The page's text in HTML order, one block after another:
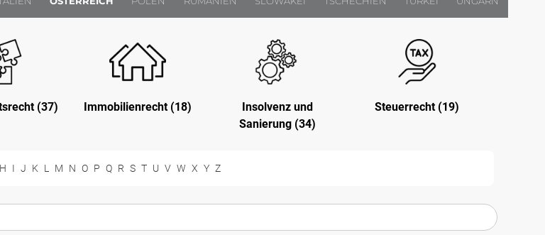
(37) Immobilienrecht (18)
Insolvenz und
Sanierung (34)
Steuerrecht (19)
H I J K L M N O P Q R S T U V W X Y Z